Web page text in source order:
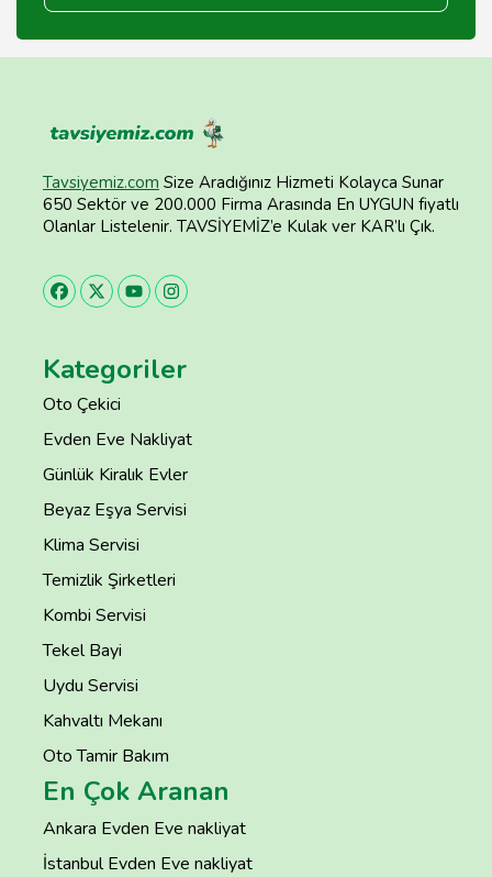
Tavsiyemiz.com Size Aradığınız Hizmeti Kolayca Sunar
650 Sektör ve 200.000 Firma Arasında En UYGUN fiyatlı
Olanlar Listelenir. TAVSİYEMİZ’e Kulak ver KAR’lı Çık.
Kategoriler
Oto Çekici
Evden Eve Nakliyat
Günlük Kiralık Evler
Beyaz Eşya Servisi
Klima Servisi
Temizlik Şirketleri
Kombi Servisi
Tekel Bayi
Uydu Servisi
Kahvaltı Mekanı
Oto Tamir Bakım
En Çok Aranan
Ankara Evden Eve nakliyat
İstanbul Evden Eve nakliyat